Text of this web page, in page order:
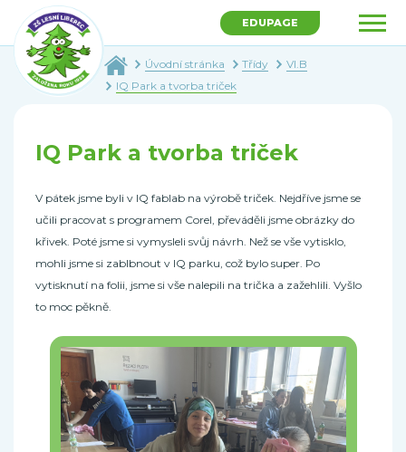
EDUPAGE
Úvodní stránka Třídy
VI.B
IQ Park a tvorba triček
IQ Park a tvorba triček
V pátek jsme byli v IQ fablab na výrobě triček. Nejdříve jsme se
učili pracovat s programem Corel, převáděli jsme obrázky do
křivek. Poté jsme si vymysleli svůj návrh. Než se vše vytisklo,
mohli jsme si zablbnout v IQ parku, což bylo super. Po
vytisknutí na folii, jsme si vše nalepili na trička a zažehlili. Vyšlo
to moc pěkně.